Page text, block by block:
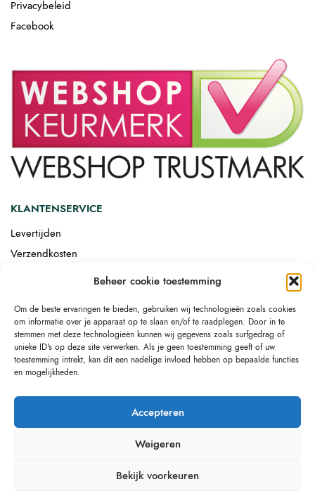
Beheer cookie toestemming
Om de beste ervaringen te bieden, gebruiken wij technologieën zoals cookies
om informatie over je apparaat op te slaan en/of te raadplegen. Door in te
stemmen met deze technologieën kunnen wij gegevens zoals surfgedrag of
unieke ID's op deze site verwerken. Als je geen toestemming geeft of uw
toestemming intrekt, kan dit een nadelige invloed hebben op bepaalde functies
en mogelijkheden.
Accepteren
Weigeren
Bekijk voorkeuren
Privacybeleid
Facebook
KLANTENSERVICE
Levertijden
Verzendkosten
Afgemonteerd laten bezorgen
Drop-shipping
Link building